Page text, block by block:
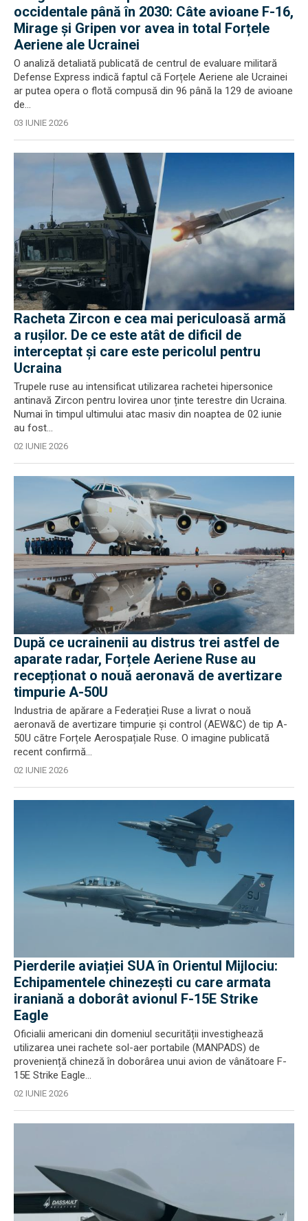
occidentale până în 2030: Câte avioane F-16,
Mirage și Gripen vor avea in total Forțele
Aeriene ale Ucrainei
O analiză detaliată publicată de centrul de evaluare militară
Defense Express indică faptul că Forțele Aeriene ale Ucrainei
ar putea opera o flotă compusă din 96 până la 129 de avioane
de...
03 IUNIE 2026
Racheta Zircon e cea mai periculoasă armă
a rușilor. De ce este atât de dificil de
interceptat și care este pericolul pentru
Ucraina
Trupele ruse au intensificat utilizarea rachetei hipersonice
antinavă Zircon pentru lovirea unor ținte terestre din Ucraina.
Numai în timpul ultimului atac masiv din noaptea de 02 iunie
au fost...
02 IUNIE 2026
După ce ucrainenii au distrus trei astfel de
aparate radar, Forțele Aeriene Ruse au
recepționat o nouă aeronavă de avertizare
timpurie A-50U
Industria de apărare a Federației Ruse a livrat o nouă
aeronavă de avertizare timpurie și control (AEW&C) de tip A-
50U către Forțele Aerospațiale Ruse. O imagine publicată
recent confirmă...
02 IUNIE 2026
Pierderile aviației SUA în Orientul Mijlociu:
Echipamentele chinezești cu care armata
iraniană a doborât avionul F-15E Strike
Eagle
Oficialii americani din domeniul securității investighează
utilizarea unei rachete sol-aer portabile (MANPADS) de
proveniență chineză în doborârea unui avion de vânătoare F-
15E Strike Eagle...
02 IUNIE 2026